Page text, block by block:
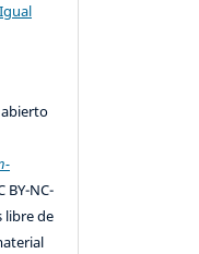
abierto
BY-NC-
libre de